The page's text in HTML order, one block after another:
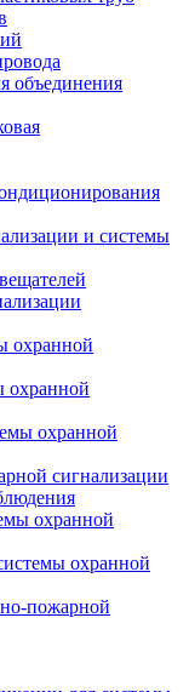
объединения
и системы
охранной
охранной
охранной
сигнализации
охранной
охранной
пожарной